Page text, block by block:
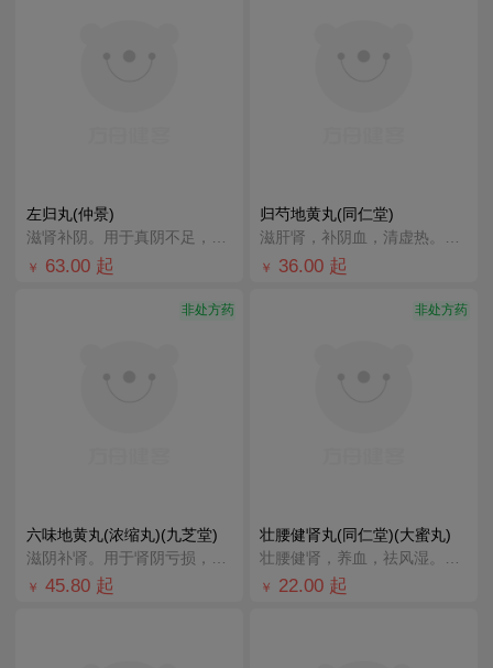
左归丸(仲景)
滋肾补阴。用于真阴不足，腰酸膝软，盗汗，神疲口燥。
￥ 63.00 起
归芍地黄丸(同仁堂)
滋肝肾，补阴血，清虚热。用于肝肾两亏，阴虚血少，头晕目眩，耳鸣咽干，午后潮热，腰腿痠痛，足跟疼痛。
￥ 36.00 起
非处方药
六味地黄丸(浓缩丸)(九芝堂)
￥ 45.80 起
非处方药
壮腰健肾丸(同仁堂)(大蜜丸)
￥ 22.00 起